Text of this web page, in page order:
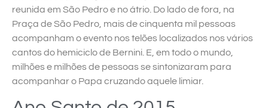
reunida em São Pedro e no átrio. Do lado de fora, na
Praça de São Pedro, mais de cinquenta mil pessoas
acompanham o evento nos telões localizados nos vários
cantos do hemiciclo de Bernini. E, em todo o mundo,
milhões e milhões de pessoas se sintonizaram para
acompanhar o Papa cruzando aquele limiar.